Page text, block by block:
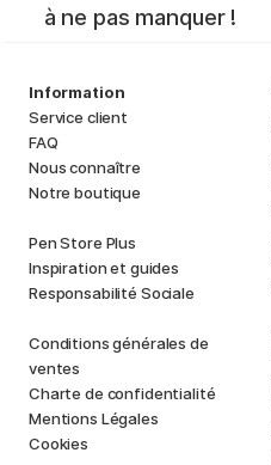
à ne pas manquer !
Information
Service client
FAQ
Nous connaître
Notre boutique
Pen Store Plus
Inspiration et guides
Responsabilité Sociale
Conditions générales de
ventes
Charte de confidentialité
Mentions Légales
Cookies